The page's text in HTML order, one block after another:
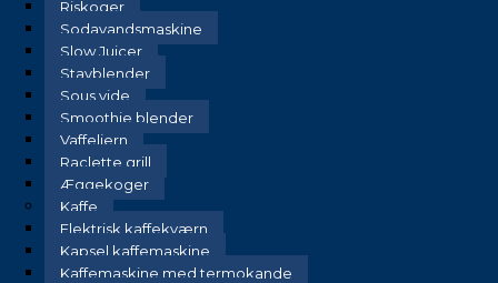
Riskoger
Sodavandsmaskine
Slow Juicer
Stavblender
Sous vide
Smoothie blender
Vaffeljern
Raclette grill
Æggekoger
Kaffe
Elektrisk kaffekværn
Kapsel kaffemaskine
Kaffemaskine med termokande